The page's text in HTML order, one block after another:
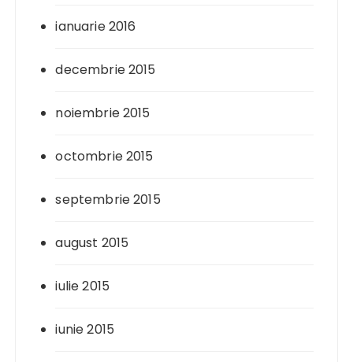
ianuarie 2016
decembrie 2015
noiembrie 2015
octombrie 2015
septembrie 2015
august 2015
iulie 2015
iunie 2015